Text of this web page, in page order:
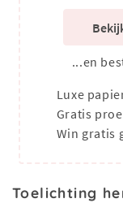
...en
Luxe
Gratis
Win gratis
Toelichting